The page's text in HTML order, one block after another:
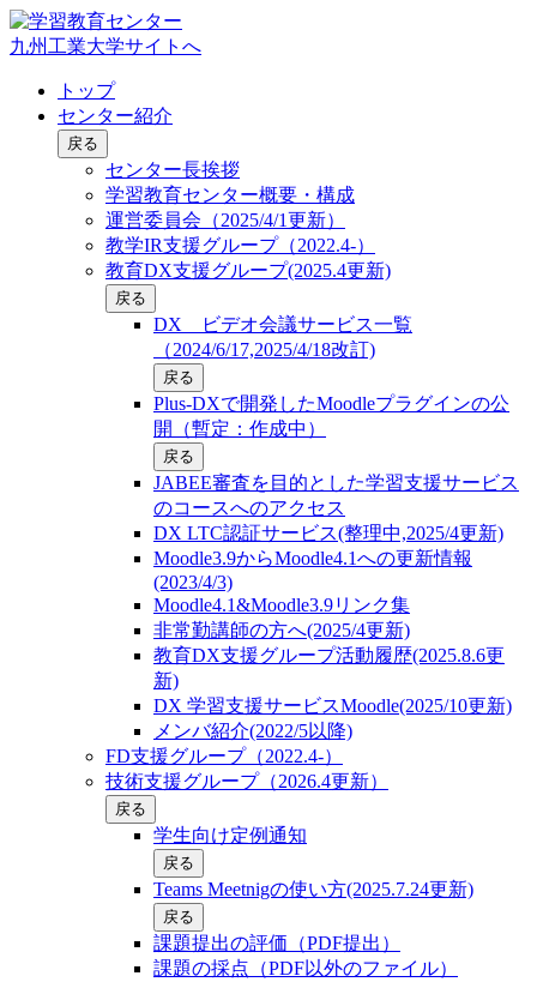
九州工業大学サイトへ
トップ
センター紹介
戻る
センター長挨拶
学習教育センター概要・構成
運営委員会（2025/4/1更新）
教学IR支援グループ（2022.4-）
教育DX支援グループ(2025.4更新)
戻る
DX ビデオ会議サービス一覧
（2024/6/17,2025/4/18改訂)
戻る
Plus-DXで開発したMoodleプラグインの公
開（暫定：作成中）
戻る
JABEE審査を目的とした学習支援サービス
のコースへのアクセス
DX LTC認証サービス(整理中,2025/4更新)
Moodle3.9からMoodle4.1への更新情報
(2023/4/3)
Moodle4.1&Moodle3.9リンク集
非常勤講師の方へ(2025/4更新)
教育DX支援グループ活動履歴(2025.8.6更
新)
DX 学習支援サービスMoodle(2025/10更新)
メンバ紹介(2022/5以降)
FD支援グループ（2022.4-）
技術支援グループ（2026.4更新）
戻る
学生向け定例通知
戻る
Teams Meetnigの使い方(2025.7.24更新)
戻る
課題提出の評価（PDF提出）
課題の採点（PDF以外のファイル）